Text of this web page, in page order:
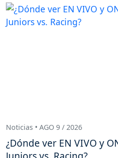
Noticias • AGO 9 / 2026
¿Dónde ver EN VIVO y